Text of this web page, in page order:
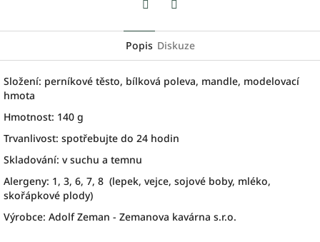
Popis Diskuze
Složení: perníkové těsto, bílková poleva, mandle, modelovací
hmota
Hmotnost: 140 g
Trvanlivost: spotřebujte do 24 hodin
Skladování: v suchu a temnu
Alergeny: 1, 3, 6, 7, 8 (lepek, vejce, sojové boby, mléko,
skořápkové plody)
Výrobce: Adolf Zeman - Zemanova kavárna s.r.o.